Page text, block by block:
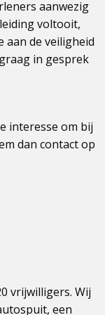
aanwezig
voltooit,
aan de veiligheid
in gesprek
interesse om bij
dan contact op
vrijwilligers. Wij
een